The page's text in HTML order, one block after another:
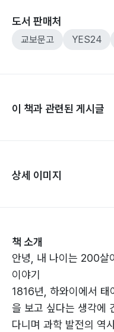
도서 판매처
교보문고 YES24
이 책과 관련된 게시글
상세 이미지
책 소개
안녕, 내 나이는 200살
이야기
1816년, 하와이에서 태
을 보고 싶다는 생각에
다니며 과학 발전의 역